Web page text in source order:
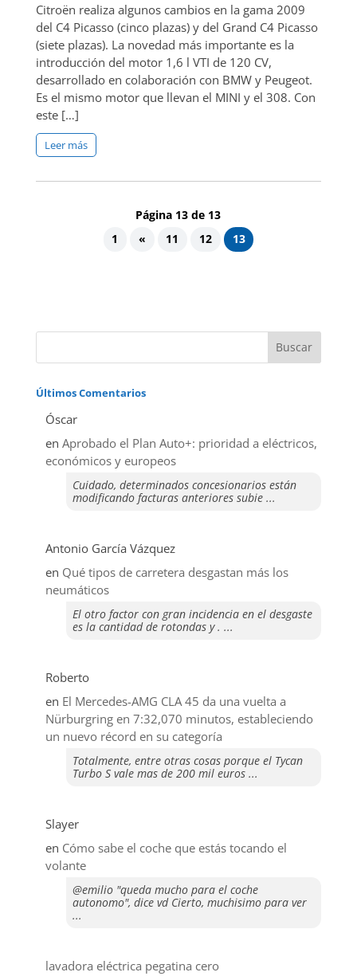
Citroën realiza algunos cambios en la gama 2009
del C4 Picasso (cinco plazas) y del Grand C4 Picasso
(siete plazas). La novedad más importante es la
introducción del motor 1,6 l VTI de 120 CV,
desarrollado en colaboración con BMW y Peugeot.
Es el mismo motor que llevan el MINI y el 308. Con
este […]
Leer más
Página 13 de 13
1
« 11 12 13
Últimos Comentarios
Óscar
en Aprobado el Plan Auto+: prioridad a eléctricos,
económicos y europeos
Cuidado, determinados concesionarios están
modificando facturas anteriores subie ...
Antonio García Vázquez
en Qué tipos de carretera desgastan más los
neumáticos
El otro factor con gran incidencia en el desgaste
es la cantidad de rotondas y . ...
Roberto
en El Mercedes-AMG CLA 45 da una vuelta a
Nürburgring en 7:32,070 minutos, estableciendo
un nuevo récord en su categoría
Totalmente, entre otras cosas porque el Tycan
Turbo S vale mas de 200 mil euros ...
Slayer
en ​Cómo sabe el coche que estás tocando el
volante
@emilio "queda mucho para el coche
autonomo", dice vd Cierto, muchisimo para ver
...
lavadora eléctrica pegatina cero